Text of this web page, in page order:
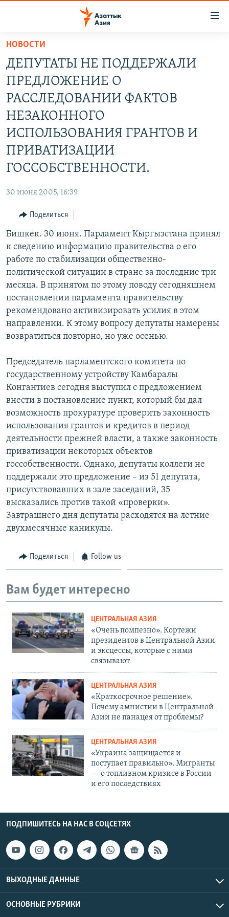
Вернуться
основному
содержанию
Вернутся
главной
навигации
Вернутся
поиску
КЫРГЫЗСТАН
УЗБЕКИСТАН
ТАДЖИКИСТАН
НОВОСТИ
ВОЙНА В УКРАИНЕ
НА ДРУГИХ ЯЗЫКАХ
ҚАЗАҚША
КЫРГЫЗЧА
ЎЗБЕКЧА
ПОДПИШИТЕСЬ НА НАС В СОЦСЕТЯХ
НОВОСТИ
ДЕПУТАТЫ НЕ ПОДДЕРЖАЛИ
ПРЕДЛОЖЕНИЕ О
РАССЛЕДОВАНИИ ФАКТОВ
НЕЗАКОННОГО
ИСПОЛЬЗОВАНИЯ ГРАНТОВ И
ПРИВАТИЗАЦИИ
ГОССОБСТВЕННОСТИ.
30 июня 2005, 16:39
Поделиться
Бишкек. 30 июня. Парламент Кыргызстана принял
к сведению информацию правительства о его
работе по стабилизации общественно-
политической ситуации в стране за последние три
месяца. В принятом по этому поводу сегодняшнем
постановлении парламента правительству
рекомендовано активизировать усилия в этом
направлении. К этому вопросу депутаты намерены
возвратиться повторно, но уже осенью.
Председатель парламентского комитета по
государственному устройству Камбаралы
Конгантиев сегодня выступил с предложением
внести в постановление пункт, который бы дал
возможность прокуратуре проверить законность
использования грантов и кредитов в период
деятельности прежней власти, а также законность
приватизации некоторых объектов
госсобственности. Однако, депутаты коллеги не
поддержали это предложение – из 51 депутата,
присутствовавших в зале заседаний, 35
высказались против такой «проверки».
Завтрашнего дня депутаты расходятся на летние
двухмесячные каникулы.
Поделиться Follow us
Вам будет интересно
ЦЕНТРАЛЬНАЯ АЗИЯ
«Очень помпезно». Кортежи
президентов в Центральной Азии
и эксцессы, которые с ними
связывают
ЦЕНТРАЛЬНАЯ АЗИЯ
«Краткосрочное решение».
Почему амнистии в Центральной
Азии не панацея от проблемы?
ЦЕНТРАЛЬНАЯ АЗИЯ
«Украина защищается и
поступает правильно». Мигранты
— о топливном кризисе в России
и его последствиях
ПОДПИШИТЕСЬ НА НАС В СОЦСЕТЯХ
ВЫХОДНЫЕ ДАННЫЕ
ОСНОВНЫЕ РУБРИКИ